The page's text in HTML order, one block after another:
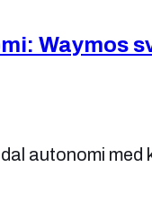
Waymos
autonomi